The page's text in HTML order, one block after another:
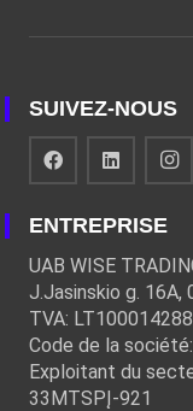
SUIVEZ-NOUS
ENTREPRISE
UAB WISE
J.Jasinskio g. 16A,
TVA:
Code de la
Exploitant du
33MTSPĮ-921